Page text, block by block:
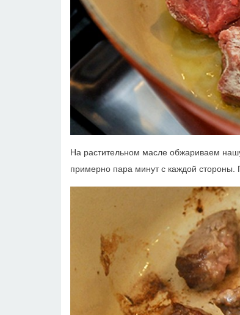
На растительном масле обжариваем нашу
примерно пара минут с каждой стороны.